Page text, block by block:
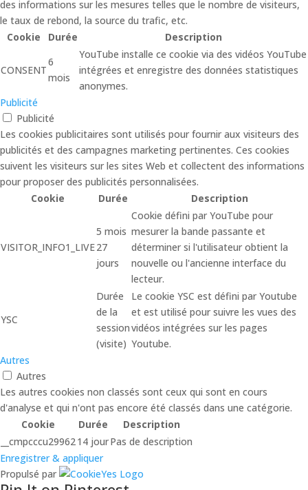
des informations sur les mesures telles que le nombre de visiteurs,
le taux de rebond, la source du trafic, etc.
Cookie
Durée Description
CONSENT
6
mois
YouTube installe ce cookie via des vidéos YouTube
intégrées et enregistre des données statistiques
anonymes.
Publicité
Publicité
Les cookies publicitaires sont utilisés pour fournir aux visiteurs des
publicités et des campagnes marketing pertinentes. Ces cookies
suivent les visiteurs sur les sites Web et collectent des informations
pour proposer des publicités personnalisées.
Cookie
Durée Description
VISITOR_INFO1_LIVE
5 mois
27
jours
Cookie défini par YouTube pour
mesurer la bande passante et
déterminer si l'utilisateur obtient la
nouvelle ou l'ancienne interface du
lecteur.
YSC
Durée
de la
session
(visite)
Le cookie YSC est défini par Youtube
et est utilisé pour suivre les vues des
vidéos intégrées sur les pages
Youtube.
Autres
Autres
Les autres cookies non classés sont ceux qui sont en cours
d'analyse et qui n'ont pas encore été classés dans une catégorie.
Cookie
Durée
Description
__cmpcccu2996214 jourPas de description
Enregistrer & appliquer
Propulsé par